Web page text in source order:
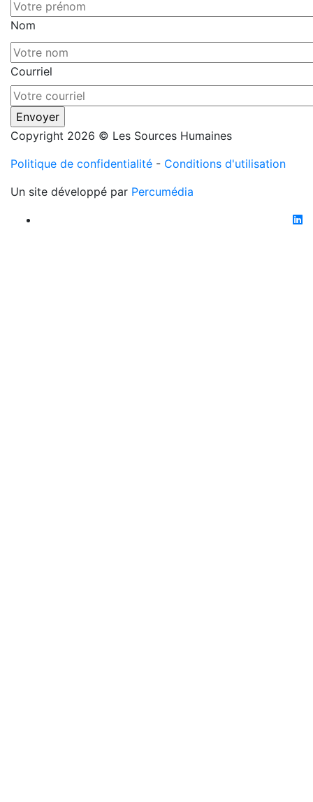
Nom
Courriel
Copyright 2026 © Les Sources Humaines
Politique de confidentialité - Conditions d'utilisation
Un site développé par Percumédia